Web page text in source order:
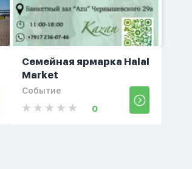
Семейная ярмарка Halal
Market
Событие
0